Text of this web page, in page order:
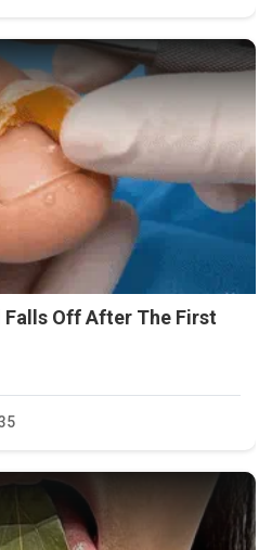
Falls Off After The First